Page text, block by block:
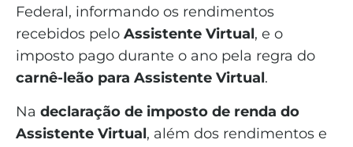
Federal, informando os rendimentos
recebidos pelo Assistente Virtual, e o
imposto pago durante o ano pela regra do
carnê-leão para Assistente Virtual.
Na declaração de imposto de renda do
Assistente Virtual, além dos rendimentos e